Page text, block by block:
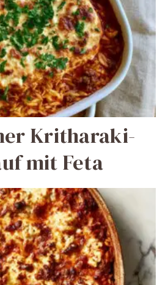
Kritharaki-
mit Feta